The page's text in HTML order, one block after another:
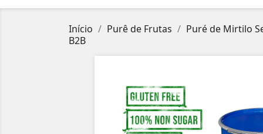
Início Purê de Frutas
Puré de Mirtilo
B2B